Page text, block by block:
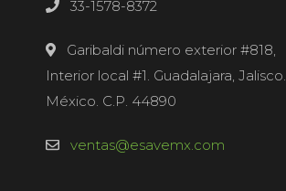
33-1578-8372
Garibaldi número exterior #818,
Interior local #1. Guadalajara, Jalisco.
México. C.P. 44890
ventas@esavemx.com